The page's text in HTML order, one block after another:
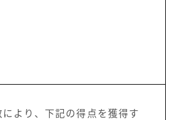
より、下記の得点を獲得す